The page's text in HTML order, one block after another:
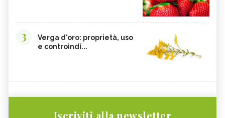
3
Verga d'oro: proprietà, uso
e controindi...
Iscriviti alla newsletter